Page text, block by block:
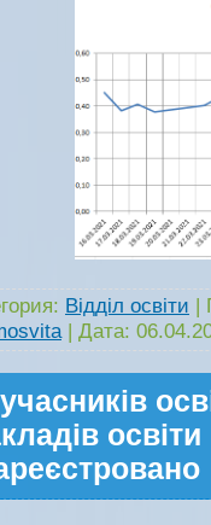
Відділ освіти |
| Дата: